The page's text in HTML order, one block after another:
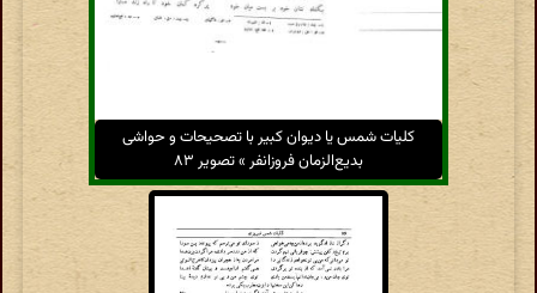
کلیات شمس یا دیوان کبیر با تصحیحات و حواشی
بدیع‌الزمان فروزانفر » تصویر ۸۳